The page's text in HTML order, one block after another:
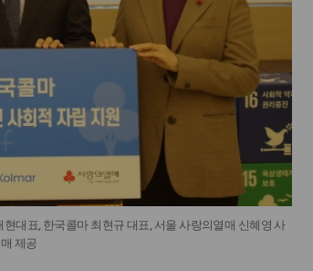
대표, 한국콜마 최현규 대표, 서울 사랑의열매 신혜영 사
제공